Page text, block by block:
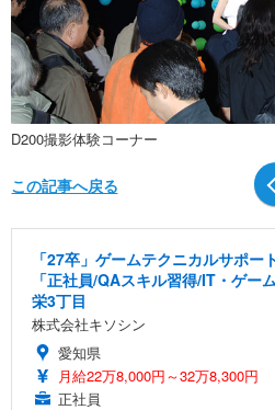
D200撮影体験コーナー
この記事へ戻る
「27卒」ゲームテクニカルサポ
「正社員/QAスキル習得/IT・ゲー
栄3丁目
株式会社キソシン
愛知県
月給22万8,000円～32万8,300円
正社員